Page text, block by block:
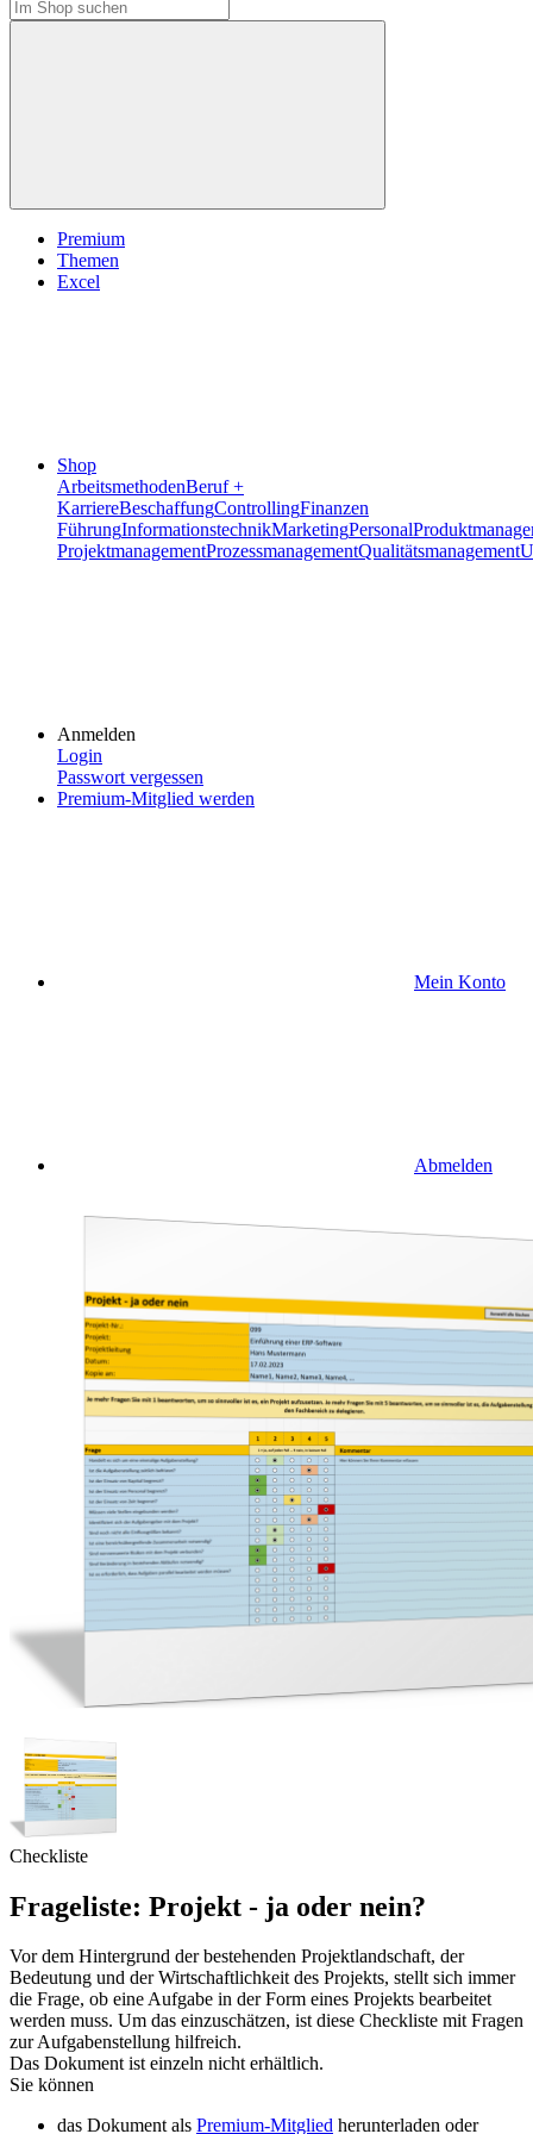
Premium
Themen
Excel
Shop
ArbeitsmethodenBeruf +
KarriereBeschaffungControllingFinanzen
FührungInformationstechnikMarketingPersonal
ProjektmanagementProzessmanagementQualitätsmanagement
Anmelden
Login
Passwort vergessen
Premium-Mitglied werden
Mein Konto
Abmelden
Checkliste
Frageliste: Projekt - ja oder nein?
Vor dem Hintergrund der bestehenden Projektlandschaft, der
Bedeutung und der Wirtschaftlichkeit des Projekts, stellt sich immer
die Frage, ob eine Aufgabe in der Form eines Projekts bearbeitet
werden muss. Um das einzuschätzen, ist diese Checkliste mit Fragen
zur Aufgabenstellung hilfreich.
Das Dokument ist einzeln nicht erhältlich.
Sie können
das Dokument als Premium-Mitglied herunterladen oder